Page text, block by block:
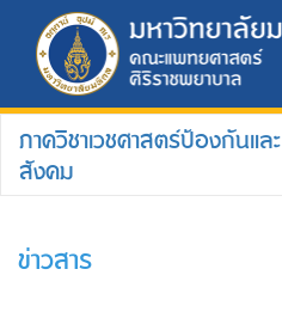
ภาควิชาเวชศาสตร์ป้องกันและ
สังคม
ข่าวสาร